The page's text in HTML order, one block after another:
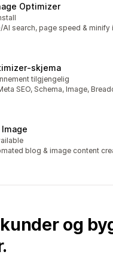
Optimizer
AI search, page speed &
tilgjengelig
SEO, Schema, Image,
Image
blog & image content
og